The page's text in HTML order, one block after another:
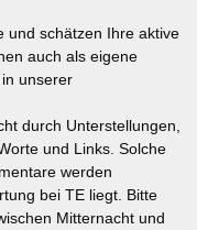
und schätzen Ihre aktive
auch als eigene
unserer
durch Unterstellungen,
und Links. Solche
werden
bei TE liegt. Bitte
Mitternacht und